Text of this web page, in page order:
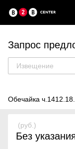
Запрос
Извещение
Обечайка
(руб.)
Без